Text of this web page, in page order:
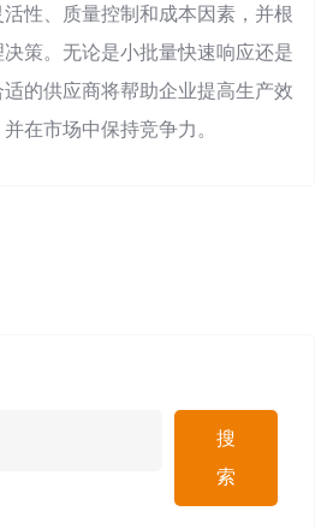
性、质量控制和成本因素，并根
策。无论是小批量快速响应还是
的供应商将帮助企业提高生产效
在市场中保持竞争力。
搜
索